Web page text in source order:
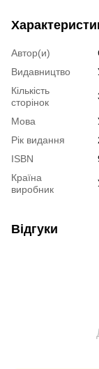
Автор(и)
Видавництво
Кількість
сторінок
Мова
Рік видання
ISBN
Країна
виробник
Відгуки